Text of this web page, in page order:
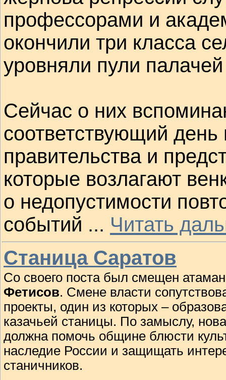
профессорами и
окончили три класса
уровняли пули
Сейчас о них
соответствующий
правительства и
которые возлагают
о недопустимости
событий ... Читать
Станица Саратов
Со своего поста был смещен
Фетисов. Смене власти
проекты, один из которых –
казачьей станицы. По замыслу,
должна помочь общине блюсти
наследие России и защищать
станичников.